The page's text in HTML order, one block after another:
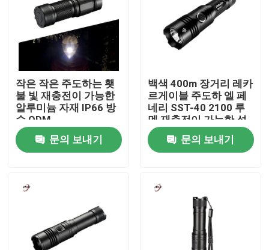
우리 에 관한 것
공장 투어
품질 관리
저희와 연락
인용 을 요청 하십시오
Shop
작은 작은 주도하는 횃
불 빛 재충전이 가능한
알루미늄 자재 IP66 방
수 ODM
문의 보내기
백색 400m 장거리 레카
르게이블 주도하 엘 페
네리 SST-40 2100 루
멘 재충전이 가능한 섬
광 횃불을 좁히세요
문의 보내기